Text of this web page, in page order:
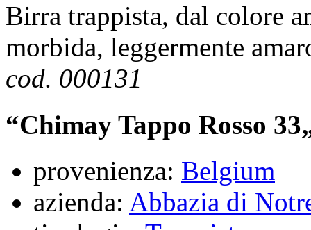
Birra trappista, dal colore
morbida, leggermente
cod. 000131
“Chimay Tappo Rosso
provenienza: Belgium
azienda: Abbazia di